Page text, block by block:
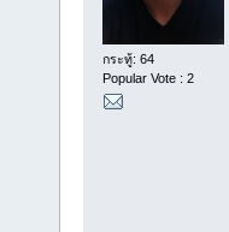
กระทู้: 64
Popular Vote : 2